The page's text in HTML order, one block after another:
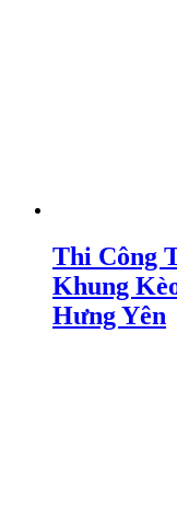
Thi Công
Khung
Hưng Yên